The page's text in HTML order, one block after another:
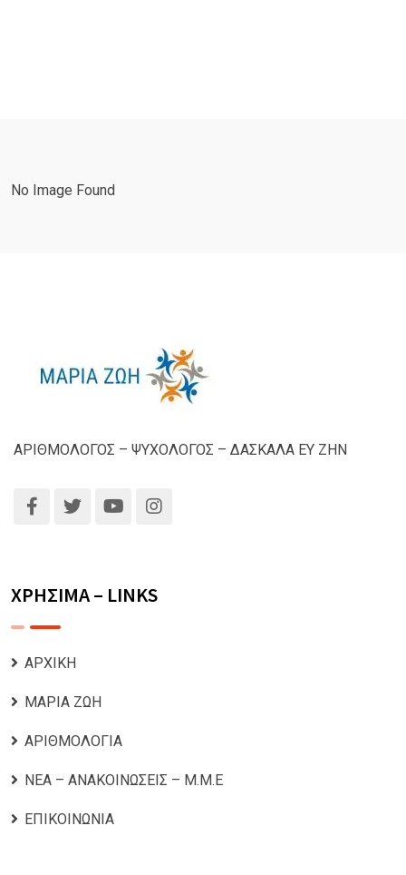
No Image Found
ΑΡΙΘΜΟΛΟΓΟΣ – ΨΥΧΟΛΟΓΟΣ – ΔΑΣΚΑΛΑ ΕΥ ΖΗΝ
ΧΡΗΣΙΜΑ – LINKS
ΑΡΧΙΚΗ
ΜΑΡΙΑ ΖΩΗ
ΑΡΙΘΜΟΛΟΓΙΑ
ΝΕΑ – ΑΝΑΚΟΙΝΩΣΕΙΣ – Μ.Μ.Ε
ΕΠΙΚΟΙΝΩΝΙΑ